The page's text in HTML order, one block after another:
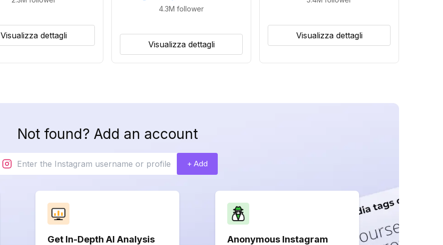
Visualizza dettagli
4.3M follower
Visualizza dettagli
Visualizza dettagli
Not found? Add an account
+ Add
Get In-Depth AI Analysis
Anonymous Instagram